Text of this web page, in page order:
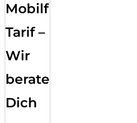
Mobilfunk
Tarif –
Wir
beraten
Dich